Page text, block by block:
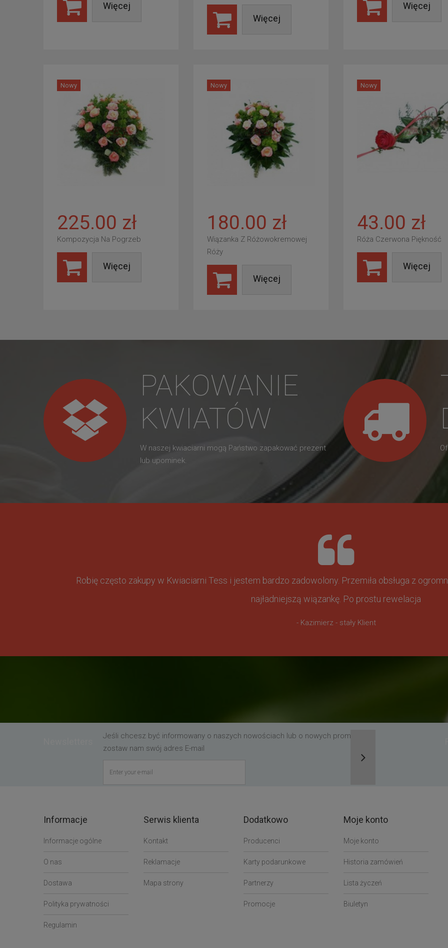
Więcej
Więcej
Więcej
Nowy
225.00 zł
Kompozycja Na Pogrzeb
Więcej
Nowy
180.00 zł
Wiązanka Z Różowokremowej
Róży
Więcej
Nowy
43.00 zł
Róża Czerwona Piękność
Więcej
PAKOWANIE
KWIATÓW
W naszej kwiaciarni mogą Państwo zapakować prezent
lub upominek.
Robię często zakupy w Kwiaciarni Tess i jestem bardzo zadowolony. Przemiła obsługa z
najładniejszą wiązankę. Po prostu rewelacja
- Kazimierz - stały Klient
Jeśli chcesz być informowany o naszych nowościach lub o nowych promocjach,
zostaw nam swój adres E-mail
Informacje
Informacje ogólne
O nas
Dostawa
Polityka prywatności
Regulamin
Serwis klienta
Kontakt
Reklamacje
Mapa strony
Dodatkowo
Producenci
Karty podarunkowe
Partnerzy
Promocje
Moje konto
Moje konto
Historia zamówień
Lista życzeń
Biuletyn